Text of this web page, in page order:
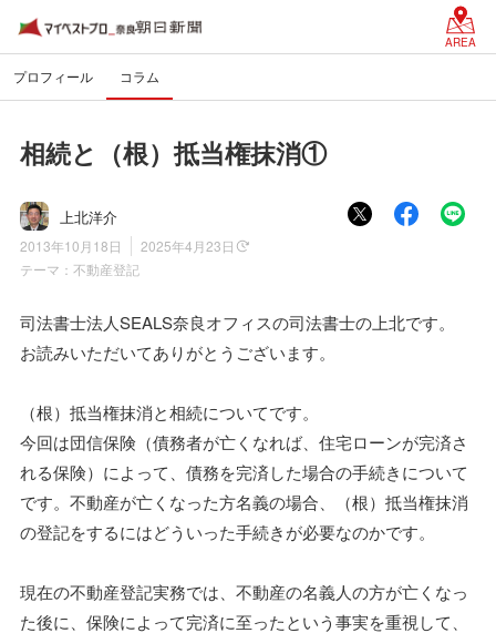
AREA
プロフィール コラム
相続と（根）抵当権抹消①
上北洋介
2013年10月18日
2025年4月23日
テーマ： 不動産登記
司法書士法人SEALS奈良オフィスの司法書士の上北です。
お読みいただいてありがとうございます。
（根）抵当権抹消と相続についてです。
今回は団信保険（債務者が亡くなれば、住宅ローンが完済さ
れる保険）によって、債務を完済した場合の手続きについて
です。不動産が亡くなった方名義の場合、（根）抵当権抹消
の登記をするにはどういった手続きが必要なのかです。
現在の不動産登記実務では、不動産の名義人の方が亡くなっ
た後に、保険によって完済に至ったという事実を重視して、